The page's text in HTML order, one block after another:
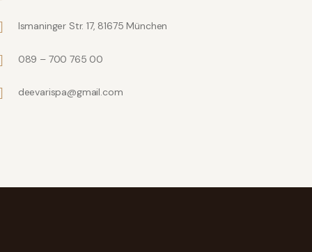
Ismaninger Str. 17, 81675 München
089 – 700 765 00
deevarispa@gmail.com